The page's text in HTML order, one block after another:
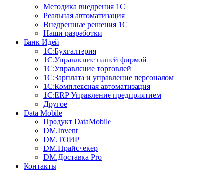
Методика внедрения 1С
Реальная автоматизация
Внедренные решения 1С
Наши разработки
Банк Идей
1С:Бухгалтерия
1С:Управление нашей фирмой
1С:Управление торговлей
1С:Зарплата и управление персоналом
1С:Комплексная автоматизация
1С:ERP Управление предприятием
Другое
Data Mobile
Продукт DataMobile
DM.Invent
DM.ТОИР
DM.Прайсчекер
DM.Доставка Pro
Контакты